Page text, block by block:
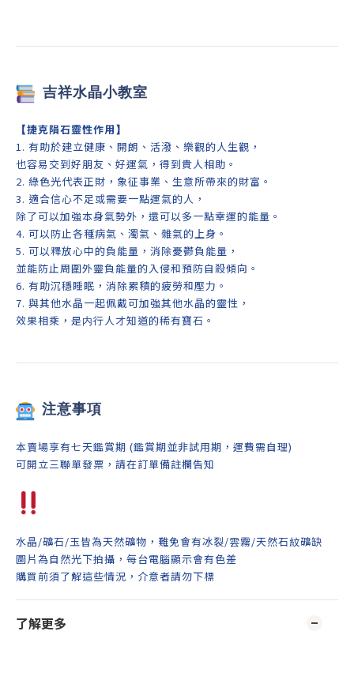
吉祥水晶小教室
【捷克隕石靈性作用】
1. 有助於建立健康、開朗、活潑、樂觀的人生觀，
也容易交到好朋友、好運氣，得到貴人相助。
2. 綠色光代表正財，象征事業、生意所帶來的財富。
3. 適合信心不足或需要一點運氣的人，
除了可以加強本身氣勢外，還可以多一點幸運的能量。
4. 可以防止各種病氣、濁氣、雜氣的上身。
5. 可以釋放心中的負能量，消除憂鬱負能量，
並能防止周圍外靈負能量的入侵和預防自殺傾向。
6. 有助沉穩睡眠，消除累積的疲勞和壓力。
7. 與其他水晶一起佩戴可加強其他水晶的靈性，
效果相乘，是内行人才知道的稀有寶石。
注意事項
本賣場享有七天鑑賞期 (鑑賞期並非試用期，運費需自理)
可開立三聯單發票，請在訂單備註欄告知
水晶/礦石/玉皆為天然礦物，難免會有冰裂/雲霧/天然石紋礦缺
圖片為自然光下拍攝，每台電腦顯示會有色差
購買前須了解這些情況，介意者請勿下標
了解更多